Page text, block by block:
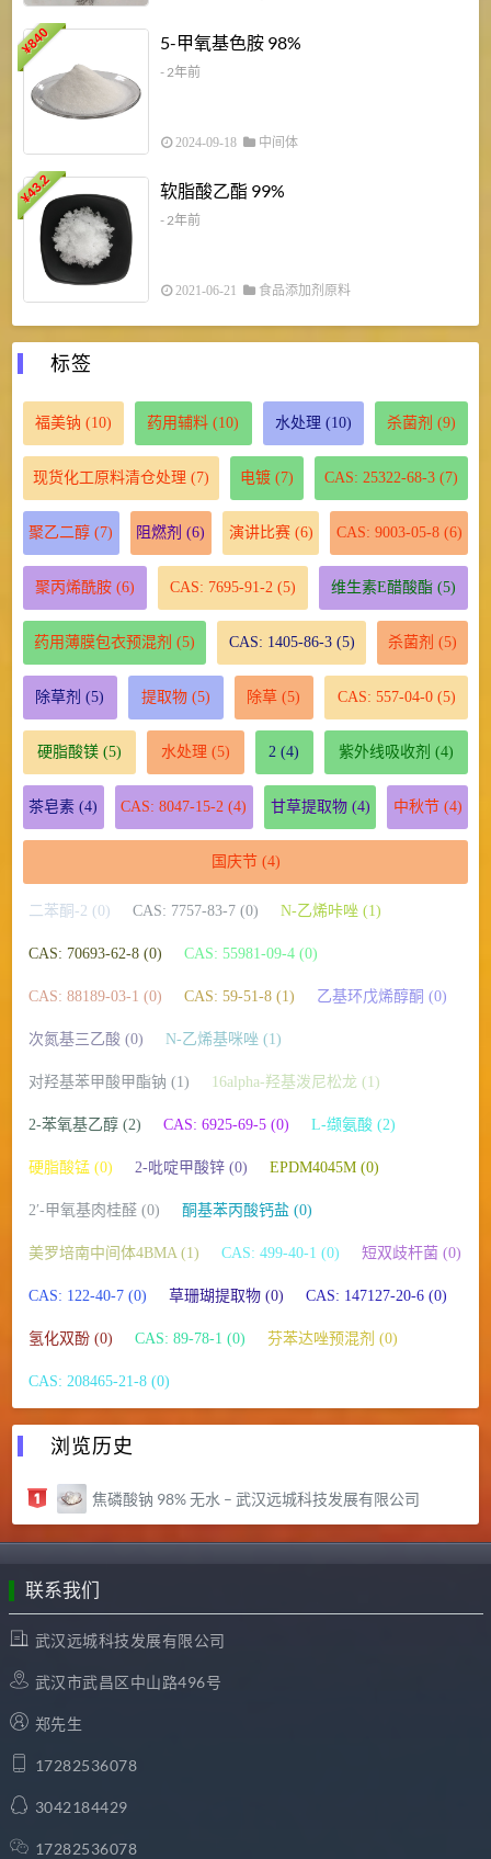
¥
840 5-甲氧基色胺 98%
- 2年前
2024-09-18 中间体
¥
43.2 软脂酸乙酯 99%
- 2年前
2021-06-21 食品添加剂原料
标签
福美钠 (10) 药用辅料 (10) 水处理 (10) 杀菌剂 (9)
现货化工原料清仓处理 (7) 电镀 (7) CAS: 25322-68-3 (7)
聚乙二醇 (7) 阻燃剂 (6) 演讲比赛(6) CAS: 9003-05-8(6)
聚丙烯酰胺(6) CAS: 7695-91-2 (5) 维生素E醋酸酯 (5)
药用薄膜包衣预混剂 (5) CAS: 1405-86-3(5) 杀菌剂 (5)
除草剂 (5) 提取物(5) 除草 (5) CAS: 557-04-0(5)
硬脂酸镁(5) 水处理 (5) 2 (4) 紫外线吸收剂 (4)
茶皂素 (4) CAS: 8047-15-2 (4) 甘草提取物(4) 中秋节(4)
国庆节(4)
二苯酮-2 (0) CAS: 7757-83-7 (0) N-乙烯咔唑 (1)
CAS: 70693-62-8 (0) CAS: 55981-09-4 (0)
CAS: 88189-03-1 (0) CAS: 59-51-8 (1) 乙基环戊烯醇酮 (0)
次氮基三乙酸 (0) N-乙烯基咪唑 (1)
对羟基苯甲酸甲酯钠 (1) 16alpha-羟基泼尼松龙 (1)
2-苯氧基乙醇 (2) CAS: 6925-69-5 (0) L-缬氨酸 (2)
硬脂酸锰 (0) 2-吡啶甲酸锌 (0) EPDM4045M (0)
2′-甲氧基肉桂醛 (0) 酮基苯丙酸钙盐 (0)
美罗培南中间体4BMA (1) CAS: 499-40-1 (0) 短双歧杆菌 (0)
CAS: 122-40-7 (0) 草珊瑚提取物 (0) CAS: 147127-20-6 (0)
氢化双酚 (0) CAS: 89-78-1 (0) 芬苯达唑预混剂 (0)
CAS: 208465-21-8 (0)
浏览历史
焦磷酸钠 98% 无水 – 武汉远城科技发展有限公司
联系我们
武汉远城科技发展有限公司
武汉市武昌区中山路496号
郑先生
17282536078
3042184429
17282536078